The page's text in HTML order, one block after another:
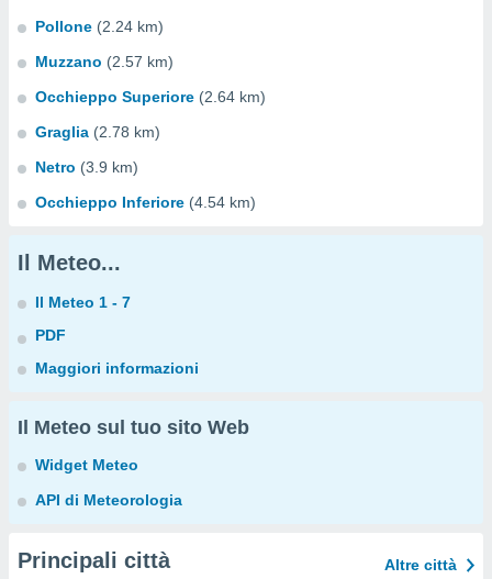
Pollone (2.24 km)
Muzzano (2.57 km)
Occhieppo Superiore (2.64 km)
Graglia (2.78 km)
Netro (3.9 km)
Occhieppo Inferiore (4.54 km)
Il Meteo...
Il Meteo 1 - 7
PDF
Maggiori informazioni
Il Meteo sul tuo sito Web
Widget Meteo
API di Meteorologia
Principali città Altre città